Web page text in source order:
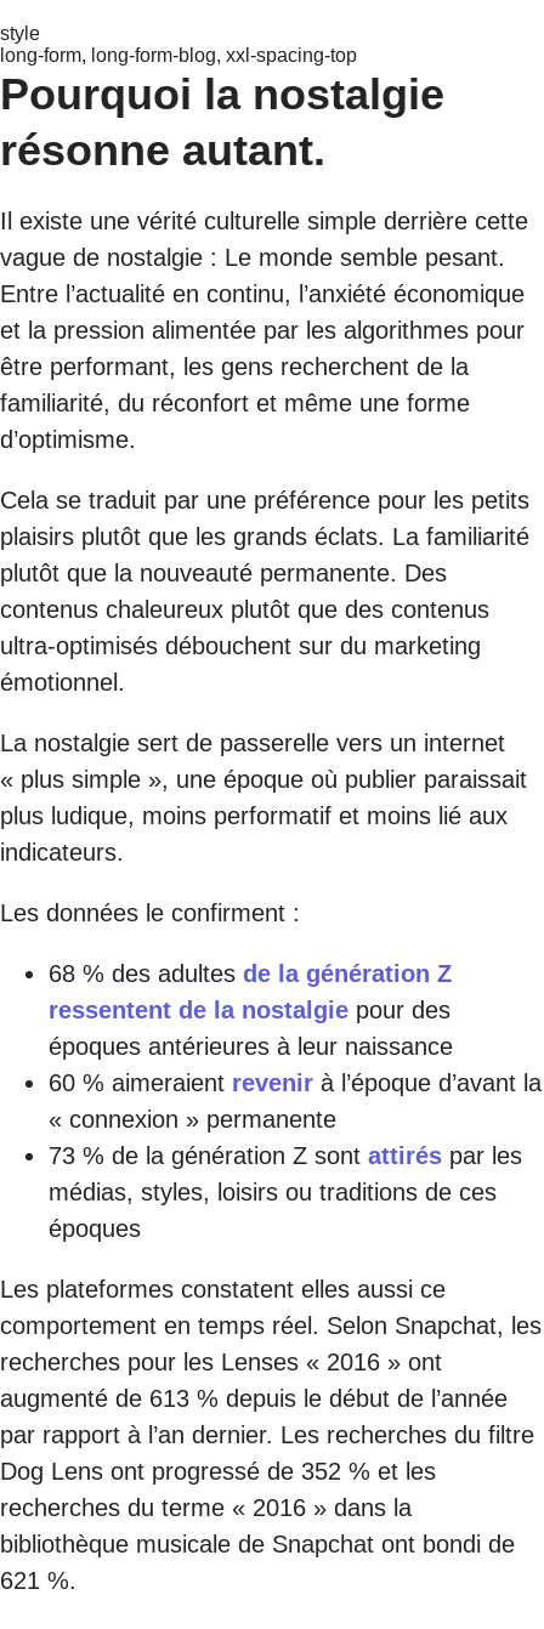
style
long-form, long-form-blog, xxl-spacing-top
Pourquoi la nostalgie
résonne autant.
Il existe une vérité culturelle simple derrière cette
vague de nostalgie : Le monde semble pesant.
Entre l’actualité en continu, l’anxiété économique
et la pression alimentée par les algorithmes pour
être performant, les gens recherchent de la
familiarité, du réconfort et même une forme
d’optimisme.
Cela se traduit par une préférence pour les petits
plaisirs plutôt que les grands éclats. La familiarité
plutôt que la nouveauté permanente. Des
contenus chaleureux plutôt que des contenus
ultra-optimisés débouchent sur du marketing
émotionnel.
La nostalgie sert de passerelle vers un internet
« plus simple », une époque où publier paraissait
plus ludique, moins performatif et moins lié aux
indicateurs.
Les données le confirment :
68 % des adultes de la génération Z
ressentent de la nostalgie pour des
époques antérieures à leur naissance
60 % aimeraient revenir à l’époque d’avant la
« connexion » permanente
73 % de la génération Z sont attirés par les
médias, styles, loisirs ou traditions de ces
époques
Les plateformes constatent elles aussi ce
comportement en temps réel. Selon Snapchat, les
recherches pour les Lenses « 2016 » ont
augmenté de 613 % depuis le début de l’année
par rapport à l’an dernier. Les recherches du filtre
Dog Lens ont progressé de 352 % et les
recherches du terme « 2016 » dans la
bibliothèque musicale de Snapchat ont bondi de
621 %.